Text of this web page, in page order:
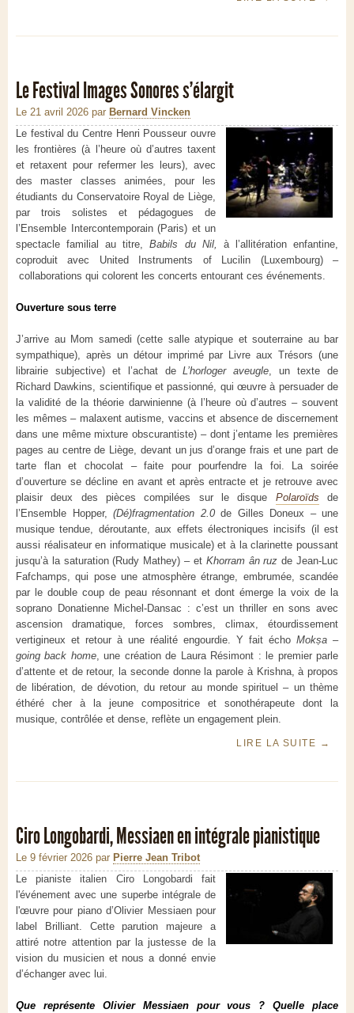
Le Festival Images Sonores s’élargit
Le 21 avril 2026 par Bernard Vincken
Le festival du Centre Henri Pousseur ouvre
les frontières (à l’heure où d’autres taxent
et retaxent pour refermer les leurs), avec
des master classes animées, pour les
étudiants du Conservatoire Royal de Liège,
par trois solistes et pédagogues de
l’Ensemble Intercontemporain (Paris) et un
spectacle familial au titre,Babils du Nil,
à l’allitération enfantine,
coproduit avec United Instruments of Lucilin (Luxembourg) –
collaborations qui colorent les concerts entourant ces événements.
Ouverture sous terre
J’arrive au Mom samedi (cette salle atypique et souterraine au bar
sympathique), après un détour imprimé par Livre aux Trésors (une
librairie subjective) et l’achat deL’horloger aveugle, un texte de
Richard Dawkins, scientifique et passionné, qui œuvre à persuader de
la validité de la théorie darwinienne (à l’heure où d’autres – souvent
les mêmes – malaxent autisme, vaccins et absence de discernement
dans une même mixture obscurantiste) – dont j’entame les premières
pages au centre de Liège, devant un jus d’orange frais et une part de
tarte flan et chocolat – faite pour pourfendre la foi. La soirée
d’ouverture se décline en avant et après entracte et je retrouve avec
plaisir deux des pièces compilées sur le disque Polaroïds de
l’Ensemble Hopper, (Dé)fragmentation 2.0de Gilles Doneux – une
musique tendue, déroutante, aux effets électroniques incisifs (il est
aussi réalisateur en informatique musicale) et à la clarinette poussant
jusqu’à la saturation (Rudy Mathey) – et Khorram ân ruz de Jean-Luc
Fafchamps, qui pose une atmosphère étrange, embrumée, scandée
par le double coup de peau résonnant et dont émerge la voix de la
soprano Donatienne Michel-Dansac : c’est un thriller en sons avec
ascension dramatique, forces sombres, climax, étourdissement
vertigineux et retour à une réalité engourdie. Y fait écho Mokṣa –
going back home, une création de Laura Résimont : le premier parle
d’attente et de retour, la seconde donne la parole à Krishna, à propos
de libération, de dévotion, du retour au monde spirituel – un thème
éthéré cher à la jeune compositrice et sonothérapeute dont la
musique, contrôlée et dense, reflète un engagement plein.
LIRE LA SUITE →
Ciro Longobardi, Messiaen en intégrale pianistique
Le 9 février 2026 par Pierre Jean Tribot
Le pianiste italien Ciro Longobardi fait
l'événement avec une superbe intégrale de
l'œuvre pour piano d’Olivier Messiaen pour
label Brilliant. Cette parution majeure a
attiré notre attention par la justesse de la
vision du musicien et nous a donné envie
d’échanger avec lui.
Que représente Olivier Messiaen pour vous ? Quelle place